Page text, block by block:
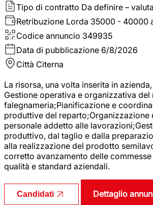
Tipo di contratto Da definire –
Retribuzione Lorda 35000 - 40000
Codice annuncio 349935
Data di pubblicazione 6/8/2026
Città Citerna
La risorsa, una volta inserita in
Gestione operativa e organizzativa del
falegnameria;Pianificazione e
produttive del reparto;Organizzazione
personale addetto alle
produttivo, dal taglio e dalla
alla realizzazione del prodotto
corretto avanzamento delle
qualità e standard aziendali.
Candidati Dettaglio